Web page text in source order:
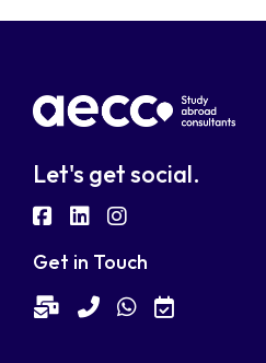
Let's get social.
FacebookLinkedIn
Instagram
Get in Touch
EnquiryHotlineWhatsapp
Book